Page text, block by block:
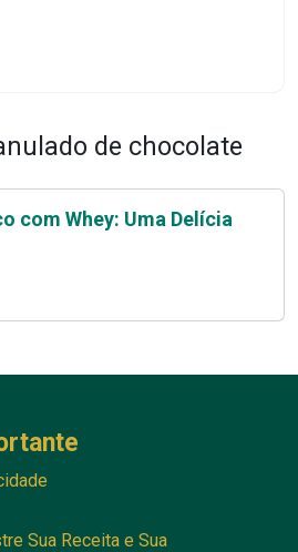
de chocolate
com Whey: Uma Delícia
Sua Receita e Sua